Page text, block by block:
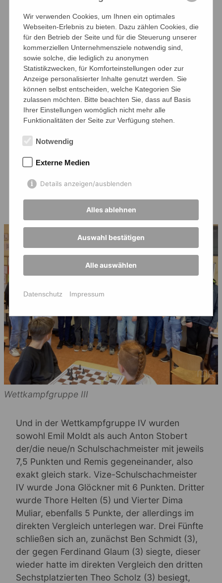
der beeindruckenden Siegesserie von 9
Punkten, gefolgt von seinem Vize-
Schulschachmeister Fynn Mettjes mit 8,5
Punkten, der ihn übrigens im direkten
Vergleich sogar besiegt hatte, also äußerst
knapp hier. Dritter wurde Christoph Wagner
mit 7,5 Siegen, jedoch nicht gegen die beiden
Erstplatzierten. Vierter wurde Lias Hüttenhoff
mit 6,5 Punkten. Es folgten: als Fünfter Fynn
Jaeger mit 6 Punkten, als Sechster Maximilian
Engel mit 4,5 Punkten, als Siebter Quentin
Danebergs mit 4 Punkten und im direkten
Vergleich Sieger gegen den Achtplatzierten
wurde Luka Balke (3) und Zehnter Felix Mittau
(1), gleichauf mit Nico Tramnitzke.
Wettkampfgruppe III
Und in der Wettkampfgruppe IV wurden
sowohl Emil Moldt als auch Anton Stobert
der/die neue/n Schulschachmeister mit jeweils
7,5 Punkten und Remis gegeneinander, also
exakt gleich stark. Vize-Schulschachmeister
IV wurde Jona Glöckner mit 6 Punkten. Dritter
wurde Thore Helten (5) und Vierter Dima
Muliar, ebenfalls 5 Punkte, der allerdings im
direkten Vergleich unterlegen war. Drei Fünfte
schließen sich an, zunächst Ben Schmidt (3),
der gegen Ferdinand Glaum (3) siegte, dieser
wieder hatte im direkten Vergleich den dritten
Sechstplatzierten Theo Scholz (3) besiegt,
Wir verwenden Cookies, um Ihnen ein optimales
Webseiten-Erlebnis zu bieten. Dazu zählen Cookies, die
für den Betrieb der Seite und für die Steuerung unserer
kommerziellen Unternehmensziele notwendig sind,
sowie solche, die lediglich zu anonymen
Statistikzwecken, für Komforteinstellungen oder zur
Anzeige personalisierter Inhalte genutzt werden. Sie
können selbst entscheiden, welche Kategorien Sie
zulassen möchten. Bitte beachten Sie, dass auf Basis
Ihrer Einstellungen womöglich nicht mehr alle
Funktionalitäten der Seite zur Verfügung stehen.
Notwendig
Externe Medien
Details anzeigen/ausblenden
Alles ablehnen
Auswahl bestätigen
Alle auswählen
Datenschutz Impressum